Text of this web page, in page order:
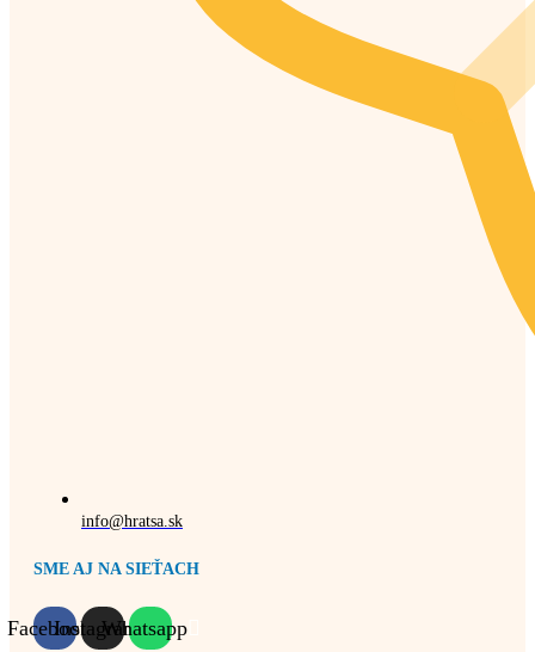
info@hratsa.sk
SME AJ NA SIEŤACH
FacebookInstagramWhatsapp